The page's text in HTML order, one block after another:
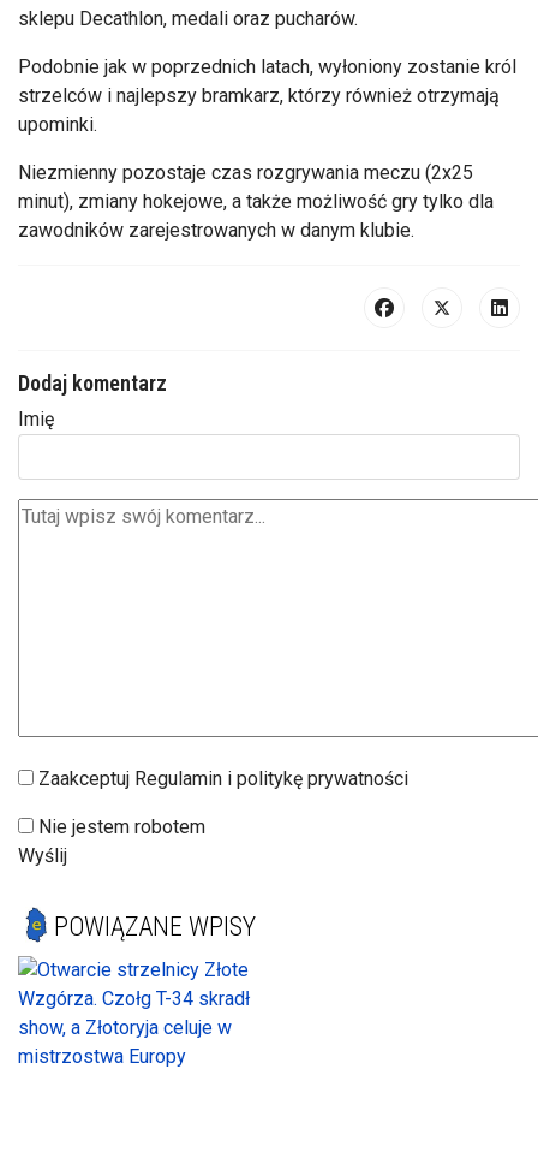
sklepu Decathlon, medali oraz pucharów.
Podobnie jak w poprzednich latach, wyłoniony zostanie król
strzelców i najlepszy bramkarz, którzy również otrzymają
upominki.
Niezmienny pozostaje czas rozgrywania meczu (2x25
minut), zmiany hokejowe, a także możliwość gry tylko dla
zawodników zarejestrowanych w danym klubie.
Dodaj komentarz
Imię
Zaakceptuj Regulamin i politykę prywatności
Nie jestem robotem
Wyślij
POWIĄZANE WPISY